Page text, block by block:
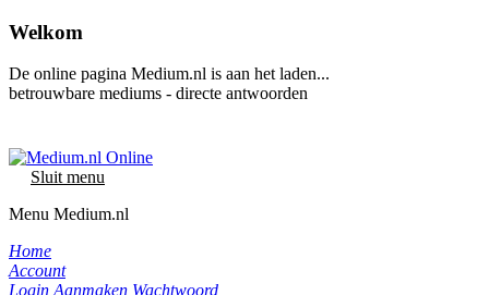
Welkom
De online pagina Medium.nl is aan het laden...
betrouwbare mediums - directe antwoorden
Sluit menu
Menu Medium.nl
Home
Account
Login Aanmaken Wachtwoord